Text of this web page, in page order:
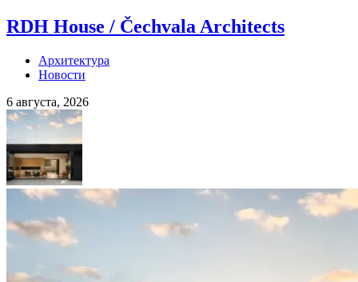
RDH House / Čechvala Architects
Архитектура
Новости
6 августа, 2026